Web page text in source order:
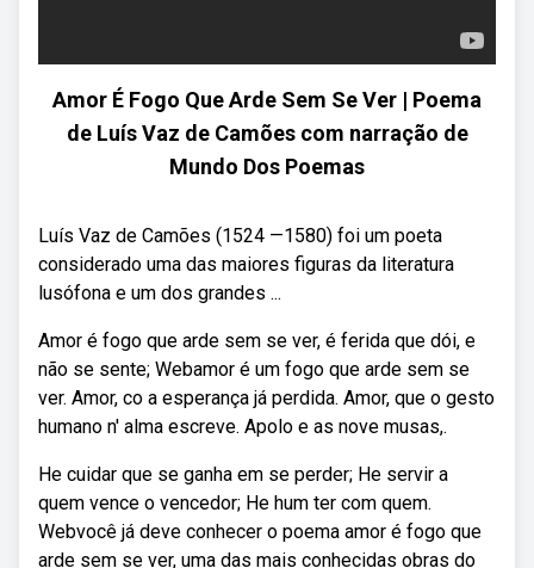
Amor É Fogo Que Arde Sem Se Ver | Poema
de Luís Vaz de Camões com narração de
Mundo Dos Poemas
Luís Vaz de Camões (1524 —1580) foi um poeta
considerado uma das maiores figuras da literatura
lusófona e um dos grandes ...
Amor é fogo que arde sem se ver, é ferida que dói, e
não se sente; Webamor é um fogo que arde sem se
ver. Amor, co a esperança já perdida. Amor, que o gesto
humano n' alma escreve. Apolo e as nove musas,.
He cuidar que se ganha em se perder; He servir a
quem vence o vencedor; He hum ter com quem.
Webvocê já deve conhecer o poema amor é fogo que
arde sem se ver, uma das mais conhecidas obras do